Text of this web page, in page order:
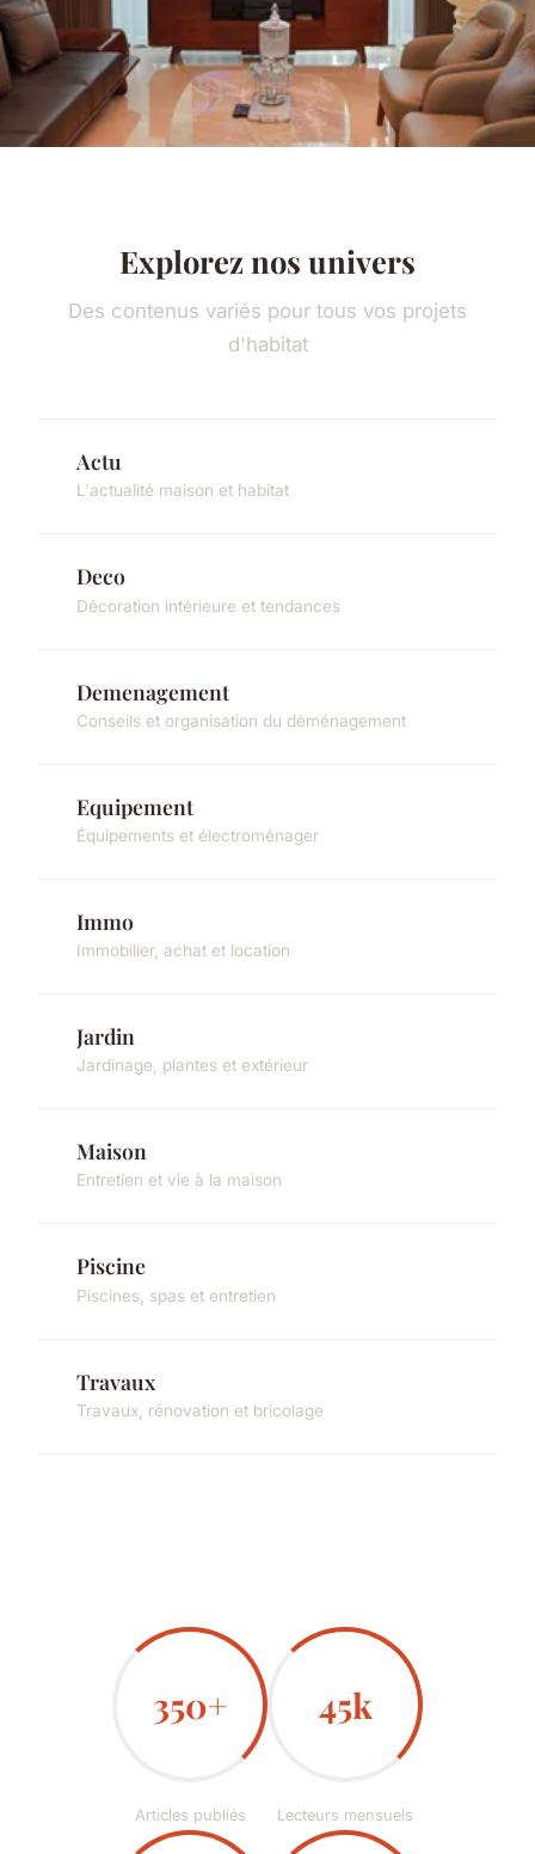
Explorez nos univers
Des contenus variés pour tous vos projets
d'habitat
Actu
L'actualité maison et habitat
Deco
Décoration intérieure et tendances
Demenagement
Conseils et organisation du déménagement
Equipement
Équipements et électroménager
Immo
Immobilier, achat et location
Jardin
Jardinage, plantes et extérieur
Maison
Entretien et vie à la maison
Piscine
Piscines, spas et entretien
Travaux
Travaux, rénovation et bricolage
350+
Articles publiés
45k
Lecteurs mensuels